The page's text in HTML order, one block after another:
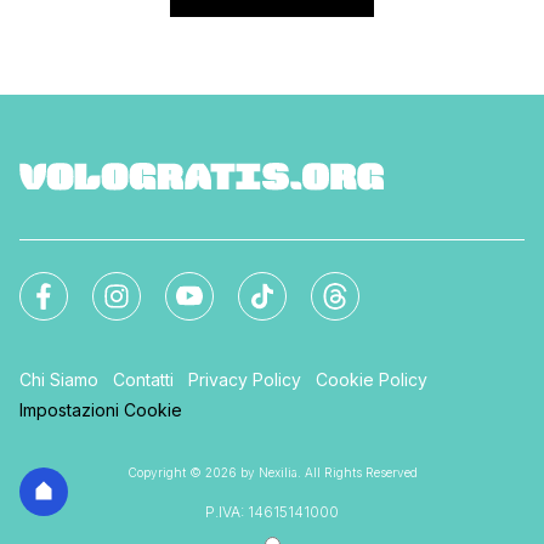
Chi Siamo Contatti Privacy Policy
Cookie Policy
Impostazioni Cookie
Copyright © 2026 by Nexilia. All Rights Reserved
P.IVA: 14615141000